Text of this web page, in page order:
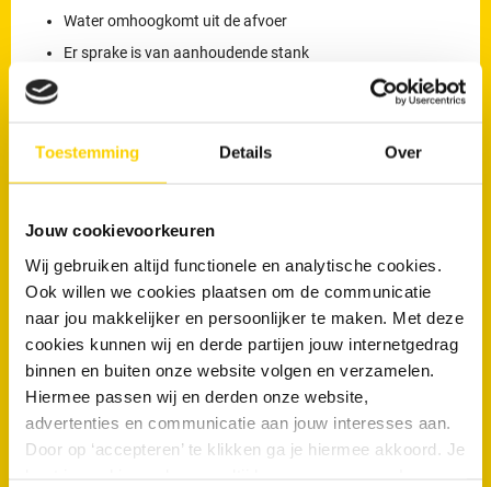
Toestemming Details Over
Jouw cookievoorkeuren
Wij gebruiken altijd functionele en analytische cookies.
Ook willen we cookies plaatsen om de communicatie
naar jou makkelijker en persoonlijker te maken. Met deze
cookies kunnen wij en derde partijen jouw internetgedrag
binnen en buiten onze website volgen en verzamelen.
Hiermee passen wij en derden onze website,
advertenties en communicatie aan jouw interesses aan.
Door op ‘accepteren’ te klikken ga je hiermee akkoord. Je
Water omhoogkomt uit de afvoer
Er sprake is van aanhoudende stank
RRS is 24 uur per dag bereikbaar via 023 - 7600 840voor
Wil je direct van je verstopping af?
Maak nu een afspraak
Veelgestelde vragen
Waarom kunnen boomwortels schade veroorzaken aan
rioolleidingen?
Welke signalen van rioolproblemen komen het vaakst voor bij